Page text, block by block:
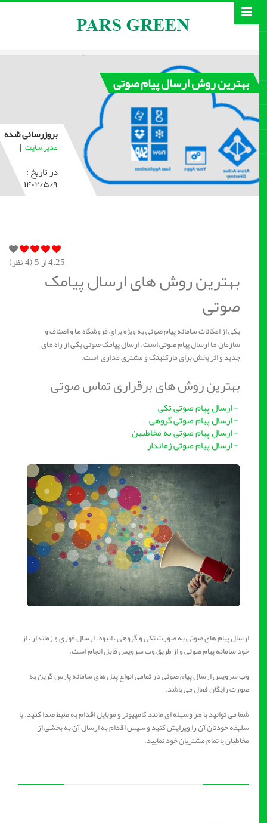
بهترین روش ارسال پیام صوتی
بروزرسانی شده
مدیر سایت |
در تاریخ :
۱۴۰۲/۵/۹
4.25از 5 ( 4نظر)
بهترین روش های ارسال پیامک
صوتی
یکی از امکانات سامانه پیام صوتی به ویژه برای فروشگاه ها و اصناف و
سازمان ها ارسال پیام صوتی است. ارسال پیامک صوتی یکی از راه های
جدید و اثر بخش برای مارکتینگ و مشتری مداری است.
بهترین روش های برقراری تماس صوتی
- ارسال پیام صوتی تکی
- ارسال پیام صوتی گروهی
- ارسال پیام صوتی به مخاطبین
- ارسال پیام صوتی زماندار
ارسال پیام های صوتی به صورت تکی و گروهی ، انبوه ، ارسال فوری و زماندار ، از
خود سامانه پیام صوتی و از طریق وب سرویس قابل انجام است.
وب سرویس ارسال پیام صوتی در تمامی انواع پنل های سامانه پارس گرین به
صورت رایگان فعال می باشد.
شما می توانید با هر وسیله ای مانند کامپیوتر و موبایل اقدام به ضبط صدا کنید. با
سلیقه خودتان آن را ویرایش کنید و سپس اقدام به ارسال آن به بخشی از
مخاطبان یا تمام مشتریان خود نمایید.